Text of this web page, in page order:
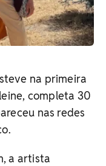
na primeira
completa 30
nas redes
a artista